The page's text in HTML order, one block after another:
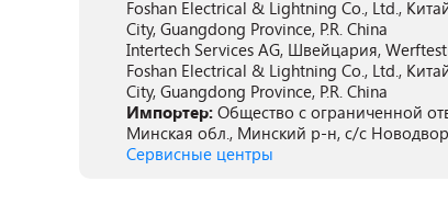
Foshan Electrical & Lightning Co., Ltd.,
City, Guangdong Province, P.R. China
Intertech Services AG, Швейцария,
Foshan Electrical & Lightning Co., Ltd.,
City, Guangdong Province, P.R. China
Импортер: Общество с ограниченной
Минская обл., Минский р-н, с/с
Сервисные центры